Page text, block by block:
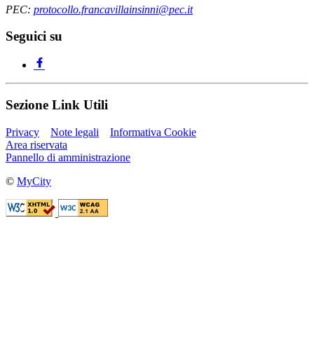
PEC: protocollo.francavillainsinni@pec.it
Seguici su
Sezione Link Utili
Privacy Note legali
Informativa Cookie
Area riservata
Pannello di amministrazione
© MyCity